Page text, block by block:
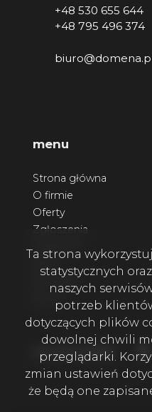
+48 530 655 644
+48 795 496 374
menu
Strona główna
O firmie
Oferty
Zgłoszenia
Kontakt
social media
Ta strona
statystycznych
naszych
potrzeb
dotyczących plików
dowolnej chwili
przeglądarki.
zmian ustawień
że będą one